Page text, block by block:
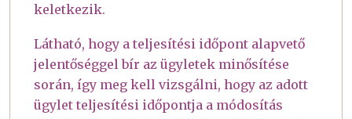
keletkezik.
Látható, hogy a teljesítési időpont alapvető
jelentőséggel bír az ügyletek minősítése
során, így meg kell vizsgálni, hogy az adott
ügylet teljesítési időpontja a módosítás